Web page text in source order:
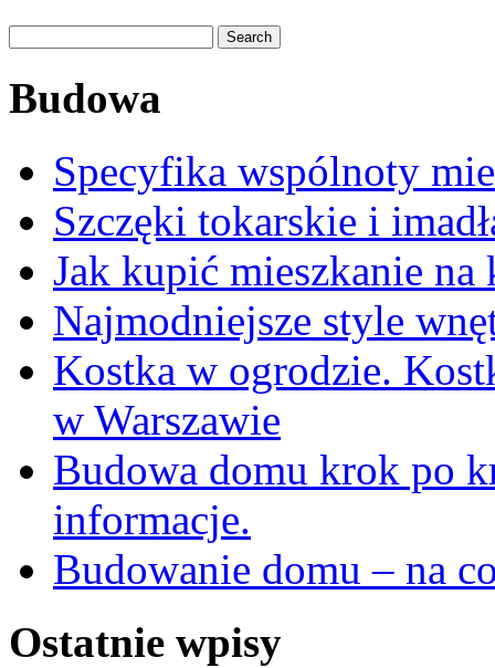
Budowa
Specyfika wspólnoty
Szczęki tokarskie i
Jak kupić mieszkanie na
Najmodniejsze style
Kostka w ogrodzie.
w Warszawie
Budowa domu krok po
informacje.
Budowanie domu – na
Ostatnie wpisy